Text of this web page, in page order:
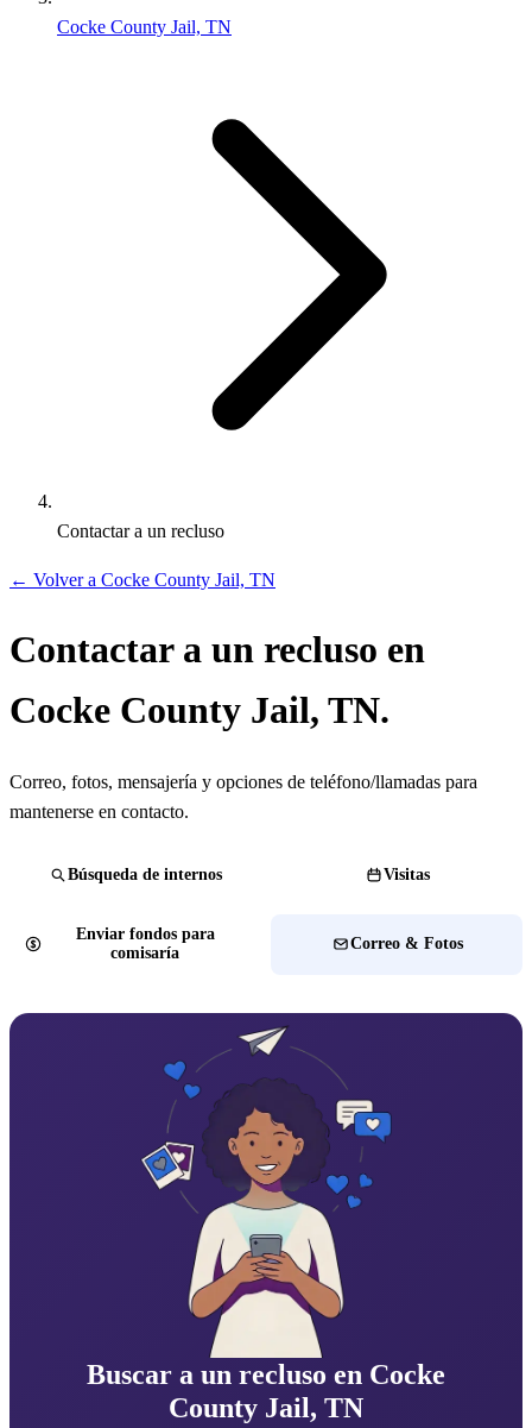
Cocke County Jail, TN
Contactar a un recluso
← Volver a Cocke County Jail, TN
Contactar a un recluso en
Cocke County Jail, TN.
Correo, fotos, mensajería y opciones de teléfono/llamadas para
mantenerse en contacto.
Búsqueda de internos Visitas
Enviar fondos para
comisaría
Correo & Fotos
Buscar a un recluso en Cocke
County Jail, TN